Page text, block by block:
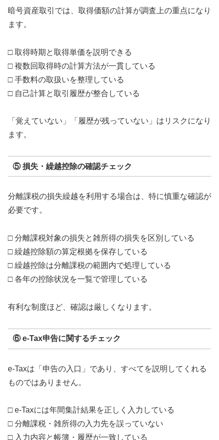
暗号資産取引では、取得価額の計算が調査上の重点になり
ます。
□ 取得時期と取得単価を説明できる
□ 複数回取得時の計算方法が一貫している
□ 手数料の取扱いを整理している
□ 自己計算と取引履歴が整合している
「覚えていない」「履歴が残っていない」はリスクになり
ます。
⑤ 損失・繰越控除の確認チェック
分離課税の損失繰越を利用する場合は、特に慎重な確認が
必要です。
□ 分離課税対象の損失と雑所得の損失を区別している
□ 繰越控除額の算定根拠を保存している
□ 繰越控除は分離課税の範囲内で処理している
□ 各年の控除状況を一覧で管理している
有利な制度ほど、確認は厳しくなります。
⑥ e-Tax申告に関するチェック
e-Taxは「申告の入口」であり、すべてを説明してくれる
ものではありません。
□ e-Taxには年間集計結果を正しく入力している
□ 分離課税・雑所得の入力先を誤っていない
□ 入力内容と帳簿・履歴が一致している